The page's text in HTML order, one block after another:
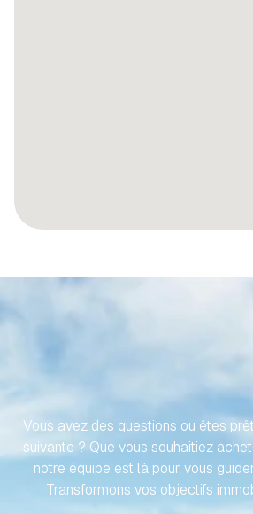
EFFORT
Vous avez des questions ou êtes
suivante ? Que vous souhaitiez
notre équipe est là pour vous
Transformons vos objectifs